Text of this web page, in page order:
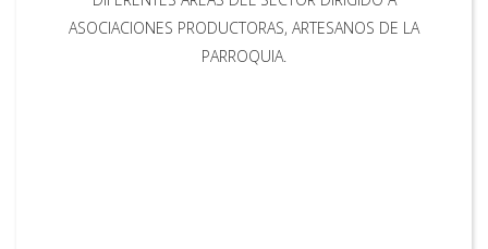
ASOCIACIONES PRODUCTORAS, ARTESANOS DE LA
PARROQUIA.